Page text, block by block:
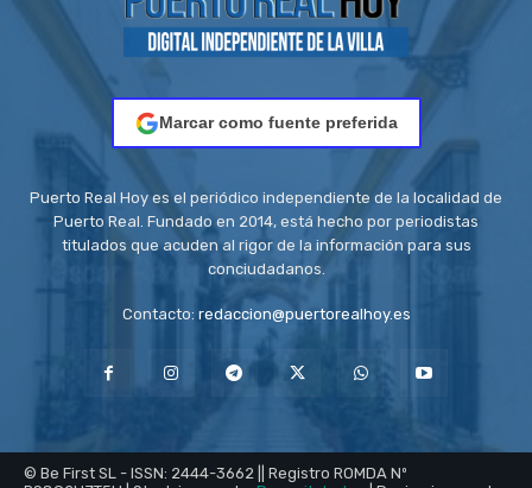
Marcar como fuente preferida
Puerto Real Hoy es el periódico independiente de la localidad de
Puerto Real. Fundado en 2014, está hecho por periodistas
titulados que acuden al rigor de la información para sus
conciudadanos.
Contacto: redaccion@puertorealhoy.es
© Be First SL - ISSN: 2444-3662 || Registro ROMDA Nº